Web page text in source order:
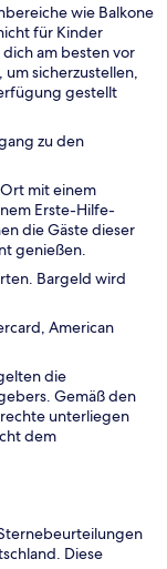
wie Balkone
für Kinder
am besten vor
sicherzustellen,
gestellt
zu den
mit einem
Erste-Hilfe-
die Gäste dieser
genießen.
Bargeld wird
American
die
Gemäß den
unterliegen
dem
Diese